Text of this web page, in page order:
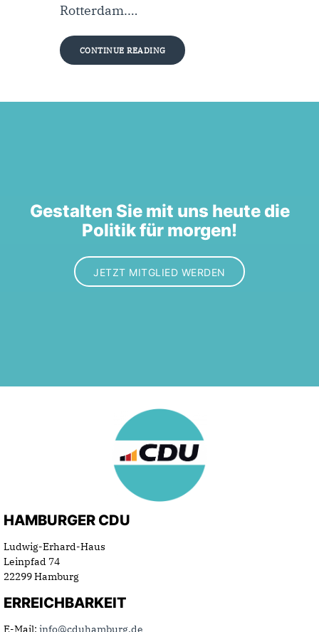
Rotterdam.…
CONTINUE READING
Gestalten Sie mit uns heute die
Politik für morgen!
JETZT MITGLIED WERDEN
HAMBURGER CDU
Ludwig-Erhard-Haus
Leinpfad 74
22299 Hamburg
ERREICHBARKEIT
E-Mail: info@cduhamburg.de